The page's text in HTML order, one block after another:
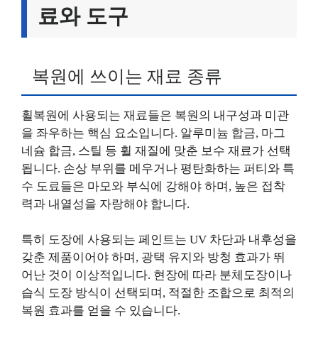
료와 도구
복원에 쓰이는 재료 종류
휠복원에 사용되는 재료들은 복원의 내구성과 미관
을 좌우하는 핵심 요소입니다. 알루미늄 합금, 마그
네슘 합금, 스틸 등 휠 재질에 맞춘 보수 재료가 선택
됩니다. 손상 부위를 메우거나 평탄화하는 퍼티와 특
수 도료들은 마모와 부식에 강해야 하며, 높은 접착
력과 내열성을 자랑해야 합니다.
특히 도장에 사용되는 페인트는 UV 차단과 내후성을
갖춘 제품이어야 하며, 광택 유지와 방청 효과가 뛰
어난 것이 이상적입니다. 현장에 따라 분체도장이나
습식 도장 방식이 선택되며, 적절한 조합으로 최적의
복원 효과를 얻을 수 있습니다.